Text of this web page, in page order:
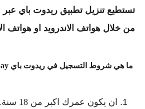
تستطيع تنزيل تطبيق ريدوت باي عبر
من خلال هواتف الاندرويد او هواتف
ما هي شروط التسجيل في ريدوت باي Redotpay ؟
ان يكون عمرك اكبر من 18 سنة.